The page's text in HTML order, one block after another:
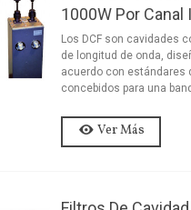
1000W Por Canal
Los DCF son cavidades
de longitud de onda,
acuerdo con estándares
concebidos para una
Ver Más